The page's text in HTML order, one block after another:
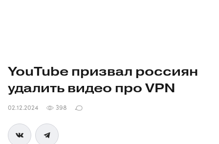
YouTube призвал россиян
удалить видео про VPN
02.12.2024 398